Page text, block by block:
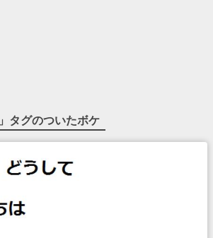
」タグのついたボケ